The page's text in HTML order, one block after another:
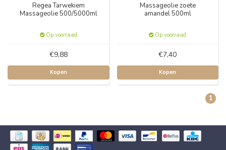
Regea Tarwekiem
Massageolie 500/5000ml
Op voorraad
€9,88
Kopen
Massageolie zoete
amandel 500ml
Op voorraad
€7,40
Kopen
1